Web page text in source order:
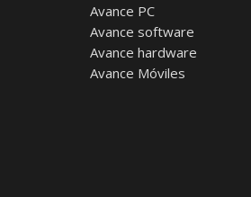
Avance PC
Avance software
Avance hardware
Avance Móviles